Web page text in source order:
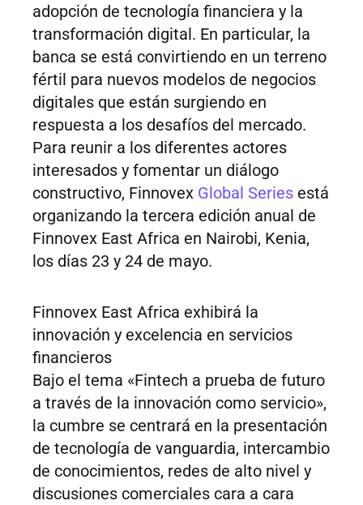
adopción de tecnología financiera y la
transformación digital. En particular, la
banca se está convirtiendo en un terreno
fértil para nuevos modelos de negocios
digitales que están surgiendo en
respuesta a los desafíos del mercado.
Para reunir a los diferentes actores
interesados y fomentar un diálogo
constructivo, Finnovex Global Series está
organizando la tercera edición anual de
Finnovex East Africa en Nairobi, Kenia,
los días 23 y 24 de mayo.
Finnovex East Africa exhibirá la
innovación y excelencia en servicios
financieros
Bajo el tema «Fintech a prueba de futuro
a través de la innovación como servicio»,
la cumbre se centrará en la presentación
de tecnología de vanguardia, intercambio
de conocimientos, redes de alto nivel y
discusiones comerciales cara a cara